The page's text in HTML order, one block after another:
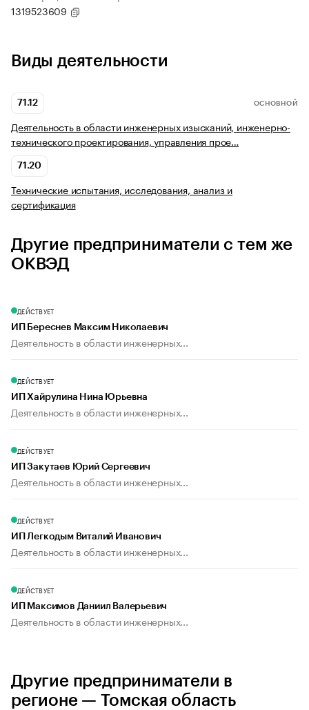
1319523609
Виды деятельности
71.12 ОСНОВНОЙ
Деятельность в области инженерных изысканий, инженерно-
технического проектирования, управления прое…
71.20
Технические испытания, исследования, анализ и
сертификация
Другие предприниматели с тем же
ОКВЭД
ДЕЙСТВУЕТ
ИП Береснев Максим Николаевич
Деятельность в области инженерных...
ДЕЙСТВУЕТ
ИП Хайрулина Нина Юрьевна
Деятельность в области инженерных...
ДЕЙСТВУЕТ
ИП Закутаев Юрий Сергеевич
Деятельность в области инженерных...
ДЕЙСТВУЕТ
ИП Легкодым Виталий Иванович
Деятельность в области инженерных...
ДЕЙСТВУЕТ
ИП Максимов Даниил Валерьевич
Деятельность в области инженерных...
Другие предприниматели в
регионе — Томская область